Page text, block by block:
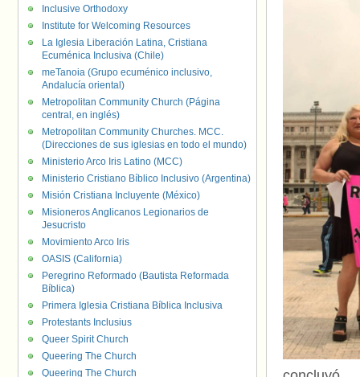
Inclusive Orthodoxy
Institute for Welcoming Resources
La Iglesia Liberación Latina, Cristiana
Ecuménica Inclusiva (Chile)
meTanoia (Grupo ecuménico inclusivo,
Andalucía oriental)
Metropolitan Community Church (Página
central, en inglés)
Metropolitan Community Churches. MCC.
(Direcciones de sus iglesias en todo el mundo)
Ministerio Arco Iris Latino (MCC)
Ministerio Cristiano Bíblico Inclusivo (Argentina)
Misión Cristiana Incluyente (México)
Misioneros Anglicanos Legionarios de
Jesucristo
Movimiento Arco Iris
OASIS (California)
Peregrino Reformado (Bautista Reformada
Bíblica)
Primera Iglesia Cristiana Bíblica Inclusiva
Protestants Inclusius
Queer Spirit Church
Queering The Church
Queering The Church